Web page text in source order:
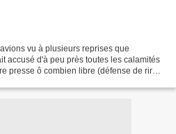
vu à plusieurs reprises que
accusé d'à peu près toutes les calamités
presse ô combien libre (défense de rire),